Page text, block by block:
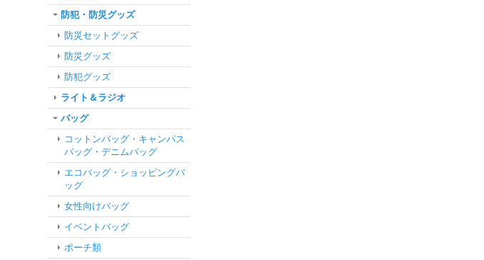
防犯・防災グッズ
防災セットグッズ
防災グッズ
防犯グッズ
ライト＆ラジオ
バッグ
コットンバッグ・キャンパス
バッグ・デニムバッグ
エコバッグ・ショッピングバ
ッグ
女性向けバッグ
イベントバッグ
ポーチ類